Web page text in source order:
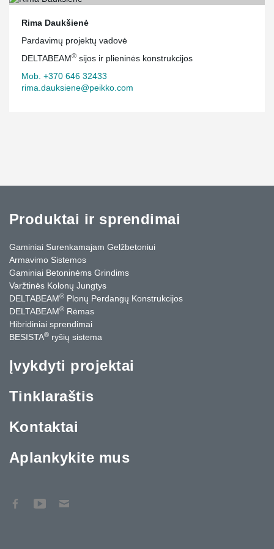
Rima Daukšienė
Pardavimų projektų vadovė
DELTABEAM® sijos ir plieninės konstrukcijos
Mob. +370 646 32433
rima.dauksiene@peikko.com
Produktai ir sprendimai
Gaminiai Surenkamajam Gelžbetoniui
Armavimo Sistemos
Gaminiai Betoninėms Grindims
Varžtinės Kolonų Jungtys
DELTABEAM® Plonų Perdangų Konstrukcijos
DELTABEAM® Rėmas
Hibridiniai sprendimai
BESISTA® ryšių sistema
Įvykdyti projektai
Tinklaraštis
Kontaktai
Aplankykite mus